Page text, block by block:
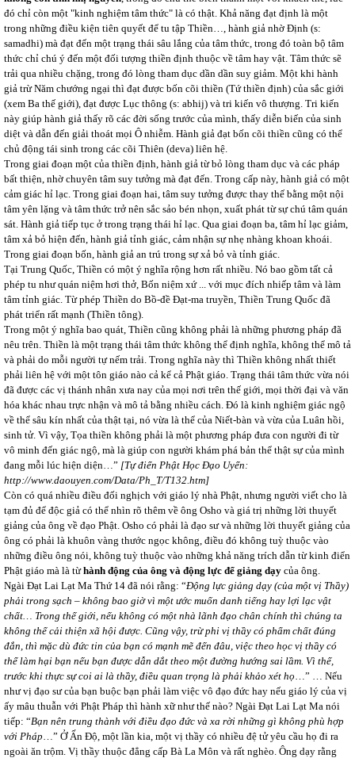
đó chỉ còn một "kinh nghiệm tâm thức" là có thật. Khả năng đạt định là một
trong những điều kiện tiên quyết để tu tập Thiền…, hành giả nhờ Định (s:
samadhi) mà đạt đến một trạng thái sâu lắng của tâm thức, trong đó toàn bộ tâm
thức chỉ chú ý đến một đối tượng thiền định thuộc về tâm hay vật. Tâm thức sẽ
trải qua nhiều chặng, trong đó lòng tham dục dần dần suy giảm. Một khi hành
giả trừ Năm chướng ngại thì đạt được bốn cõi thiền (Tứ thiền định) của sắc giới
(xem Ba thế giới), đạt được Lục thông (s: abhij) và tri kiến vô thượng. Tri kiến
này giúp hành giả thấy rõ các đời sống trước của mình, thấy diễn biến của sinh
diệt và dẫn đến giải thoát mọi Ô nhiễm. Hành giả đạt bốn cõi thiền cũng có thể
chủ động tái sinh trong các cõi Thiên (deva) liên hệ.
Trong giai đoạn một của thiền định, hành giả từ bỏ lòng tham dục và các pháp
bất thiện, nhờ chuyên tâm suy tưởng mà đạt đến. Trong cấp này, hành giả có một
cảm giác hỉ lạc. Trong giai đoạn hai, tâm suy tưởng được thay thế bằng một nội
tâm yên lặng và tâm thức trở nên sắc sảo bén nhọn, xuất phát từ sự chú tâm quán
sát. Hành giả tiếp tục ở trong trạng thái hỉ lạc. Qua giai đoạn ba, tâm hỉ lạc giảm,
tâm xả bỏ hiện đến, hành giả tỉnh giác, cảm nhận sự nhẹ nhàng khoan khoái.
Trong giai đoạn bốn, hành giả an trú trong sự xả bỏ và tỉnh giác.
Tại Trung Quốc, Thiền có một ý nghĩa rộng hơn rất nhiều. Nó bao gồm tất cả
phép tu như quán niệm hơi thở, Bốn niệm xứ ... với mục đích nhiếp tâm và làm
tâm tỉnh giác. Từ phép Thiền do Bồ-đề Đạt-ma truyền, Thiền Trung Quốc đã
phát triển rất mạnh (Thiền tông).
Trong một ý nghĩa bao quát, Thiền cũng không phải là những phương pháp đã
nêu trên. Thiền là một trạng thái tâm thức không thể định nghĩa, không thể mô tả
và phải do mỗi người tự nếm trải. Trong nghĩa này thì Thiền không nhất thiết
phải liên hệ với một tôn giáo nào cả kể cả Phật giáo. Trạng thái tâm thức vừa nói
đã được các vị thánh nhân xưa nay của mọi nơi trên thế giới, mọi thời đại và văn
hóa khác nhau trực nhận và mô tả bằng nhiều cách. Đó là kinh nghiệm giác ngộ
về thể sâu kín nhất của thật tại, nó vừa là thể của Niết-bàn và vừa của Luân hồi,
sinh tử. Vì vậy, Tọa thiền không phải là một phương pháp đưa con người đi từ
vô minh đến giác ngộ, mà là giúp con người khám phá bản thể thật sự của mình
đang mỗi lúc hiện diện…” [Tự điển Phật Học Đạo Uyển:
http://www.daouyen.com/Data/Ph_T/T132.htm]
Còn có quá nhiều điều đối nghịch với giáo lý nhà Phật, nhưng người viết cho là
tạm đủ để độc giả có thể nhìn rõ thêm về ông Osho và giá trị những lời thuyết
giảng của ông về đạo Phật. Osho có phải là đạo sư và những lời thuyết giảng của
ông có phải là khuôn vàng thước ngọc không, điều đó không tuỳ thuộc vào
những điều ông nói, không tuỳ thuộc vào những khả năng trích dẫn từ kinh điển
Phật giáo mà là từhành động của ông và động lực để giảng dạy của ông.
Ngài Đạt Lai Lạt Ma Thứ 14 đã nói rằng: “Động lực giảng dạy (của một vị Thầy)
phải trong sạch – không bao giờ vì một ước muốn danh tiếng hay lợi lạc vật
chất… Trong thế giới, nếu không có một nhà lãnh đạo chân chính thì chúng ta
không thể cải thiện xã hội được. Cũng vậy, trừ phi vị thầy có phẩm chất đúng
đắn, thì mặc dù đức tin của bạn có mạnh mẽ đến đâu, việc theo học vị thầy có
thể làm hại bạn nếu bạn được dẫn dắt theo một đường hướng sai lầm. Vì thế,
trước khi thực sự coi ai là thầy, điều quan trọng là phải khảo xét họ…” … Nếu
như vị đạo sư của bạn buộc bạn phải làm việc vô đạo đức hay nếu giáo lý của vị
ấy mâu thuẫn với Phật Pháp thì hành xữ như thế nào? Ngài Đạt Lai Lạt Ma nói
tiếp: “Bạn nên trung thành với điều đạo đức và xa rời những gì không phù hợp
với Pháp…” Ở Ấn Độ, một lần kia, một vị thầy có nhiều đệ tử yêu cầu họ đi ra
ngoài ăn trộm. Vị thầy thuộc đẳng cấp Bà La Môn và rất nghèo. Ông dạy rằng